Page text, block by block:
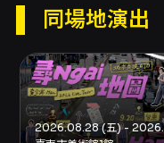
11:00 開放。 -
位，系統將以電
碼。 - 輪椅座位
人使用，如場館
（例如殘疾人士
聯絡亞洲國際
安排。 - 安全與
同場地演出